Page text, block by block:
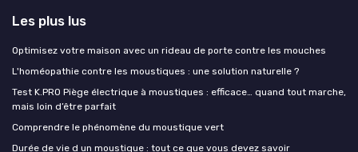
Les plus lus
Optimisez votre maison avec un rideau de porte contre les mouches
L'homéopathie contre les moustiques : une solution naturelle ?
Test K.PRO Piège électrique à moustiques : efficace… quand tout marche,
mais loin d’être parfait
Comprendre le phénomène du moustique vert
Durée de vie d un moustique : tout ce que vous devez savoir